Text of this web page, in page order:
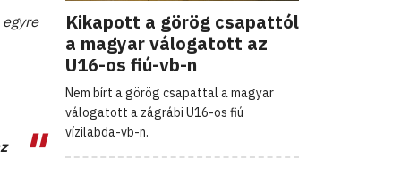
Kikapott a görög csapattól
a magyar válogatott az
U16-os fiú-vb-n
Nem bírt a görög csapattal a magyar
válogatott a zágrábi U16-os fiú
vízilabda-vb-n.